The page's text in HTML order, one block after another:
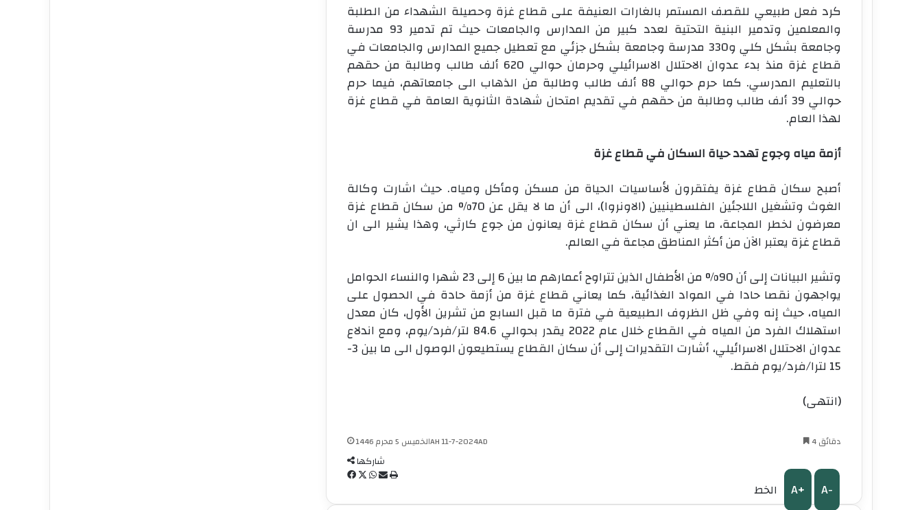
كرد فعل طبيعي للقصف المستمر بالغارات العنيفة على قطاع غزة وحصيلة الشهداء من الطلبة
والمعلمين وتدمير البنية التحتية لعدد كبير من المدارس والجامعات حيث تم تدمير 93 مدرسة
وجامعة بشكل كلي و330 مدرسة وجامعة بشكل جزئي مع تعطيل جميع المدارس والجامعات في
قطاع غزة منذ بدء عدوان الاحتلال الاسرائيلي وحرمان حوالي 620 ألف طالب وطالبة من حقهم
بالتعليم المدرسي. كما حرم حوالي 88 ألف طالب وطالبة من الذهاب الى جامعاتهم، فيما حرم
حوالي 39 ألف طالب وطالبة من حقهم في تقديم امتحان شهادة الثانوية العامة في قطاع غزة
لهذا العام.
أزمة مياه وجوع تهدد حياة السكان في قطاع غزة
أصبح سكان قطاع غزة يفتقرون لأساسيات الحياة من مسكن ومأكل ومياه. حيث اشارت وكالة
الغوث وتشغيل اللاجئين الفلسطينيين (الاونروا)، الى أن ما لا يقل عن 70% من سكان قطاع غزة
معرضون لخطر المجاعة، ما يعني أن سكان قطاع غزة يعانون من جوع كارثي، وهذا يشير الى ان
قطاع غزة يعتبر الآن من أكثر المناطق مجاعة في العالم.
وتشير البيانات إلى أن 90% من الأطفال الذين تتراوح أعمارهم ما بين 6 إلى 23 شهرا والنساء الحوامل
يواجهون نقصا حادا في المواد الغذائية، كما يعاني قطاع غزة من أزمة حادة في الحصول على
المياه، حيث إنه وفي ظل الظروف الطبيعية في فترة ما قبل السابع من تشرين الأول، كان معدل
استهلاك الفرد من المياه في القطاع خلال عام 2022 يقدر بحوالي 84.6 لتر/فرد/يوم، ومع اندلاع
عدوان الاحتلال الاسرائيلي، أشارت التقديرات إلى أن سكان القطاع يستطيعون الوصول الى ما بين 3-
15 لترا/فرد/يوم فقط.
(انتهى)
الخميس 5 محرم 1446AH 11-7-2024AD 4 دقائق
شاركها
ف
س
و
ت
م
ا ا
الخط A+ A-